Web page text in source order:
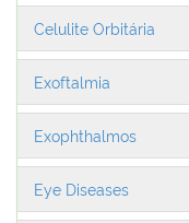
Celulite Orbitária
Exoftalmia
Exophthalmos
Eye Diseases